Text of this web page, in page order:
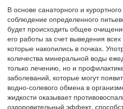
В основе санаторного и
соблюдение определенного
будет происходить общее
его работы за счет выведения
которые накопились в почках.
количества минеральной воды
только лечению, но и
заболеваний, которые могут
водно-солевого обмена в
жидкости оказывает
оздоровительный эффект,